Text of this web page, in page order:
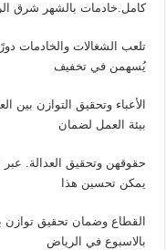
كامل.خادمات بالشهر شرق
تلعب الشغالات والخادمات
يُسهمن في تخفيف
الأعباء وتحقيق التوازن بين
بيئة العمل لضمان
حقوقهن وتحقيق العدالة. عبر
يمكن تحسين هذا
القطاع وضمان تحقيق توازن
بالاسبوع في الرياض